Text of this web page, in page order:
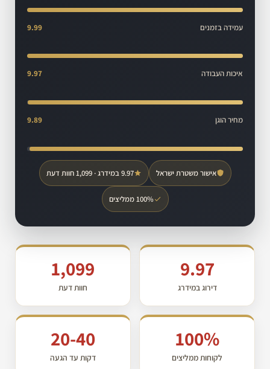
עמידה בזמנים 9.99
איכות העבודה 9.97
מחיר הוגן 9.89
אישור משטרת ישראל 9.97 במידרג · 1,099 חוות דעת
100% ממליצים
9.97
דירוג במידרג
1,099
חוות דעת
100%
לקוחות ממליצים
20-40
דקות עד הגעה